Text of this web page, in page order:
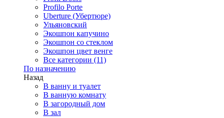
Profilo Porte
Uberture (Убертюре)
Ульяновский
Экошпон капучино
Экошпон со стеклом
Экошпон цвет венге
Все категории (11)
По назначению
Назад
В ванну и туалет
В ванную комнату
В загородный дом
В зал